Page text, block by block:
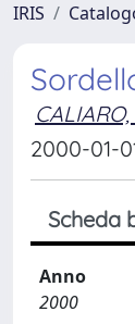
IRIS
2000-01-
Scheda
Anno
2000